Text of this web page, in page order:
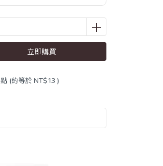
立即購買
點 (約等於 NT$13 )